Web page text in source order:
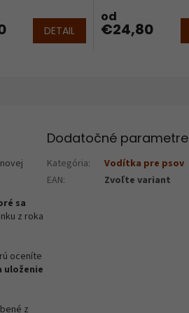
DETAIL
od
€24,80
sa
z roka
oceníte
uloženie
z
Dodatočné parametre
Kategória:
Vodítka pre psov
EAN: Zvoľte variant